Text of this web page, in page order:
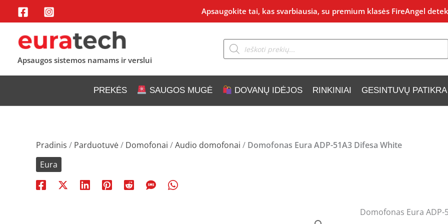
Pereiti
prie
turinio
Apsaugokite tai, kas svarbiausia, su premium klasės FireAngel
Apsaugos sistemos namams ir verslui
Products
search
PREKĖS SAUGOS MUGĖ DOVANŲ IDĖJOS RINKINIAI GESINTUVŲ PATIKRA
Pradinis / Parduotuvė/ Domofonai /Audio domofonai / Domofonas Eura ADP-51A3 Difesa White
Eura
Domofonas Eura ADP-
Original
produkto